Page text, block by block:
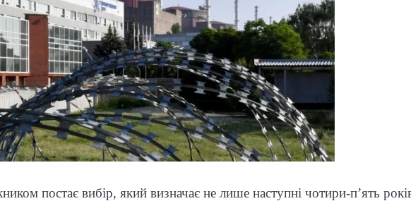
постає вибір, який визначає не лише наступні чотири-п’ять